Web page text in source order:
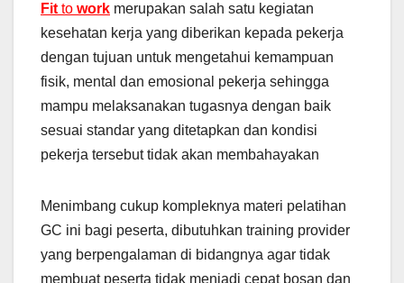
Fit to work merupakan salah satu kegiatan
kesehatan kerja yang diberikan kepada pekerja
dengan tujuan untuk mengetahui kemampuan
fisik, mental dan emosional pekerja sehingga
mampu melaksanakan tugasnya dengan baik
sesuai standar yang ditetapkan dan kondisi
pekerja tersebut tidak akan membahayakan
Menimbang cukup kompleknya materi pelatihan
GC ini bagi peserta, dibutuhkan training provider
yang berpengalaman di bidangnya agar tidak
membuat peserta tidak menjadi cepat bosan dan